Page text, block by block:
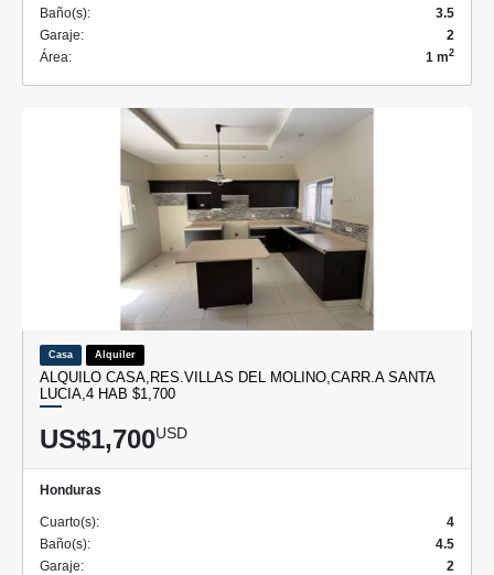
Baño(s):
3.5
Garaje:
2
Área:
1 m2
Casa Alquiler
ALQUILO CASA,RES.VILLAS DEL MOLINO,CARR.A SANTA
LUCIA,4 HAB $1,700
US$1,700USD
Honduras
Cuarto(s):
4
Baño(s):
4.5
Garaje:
2